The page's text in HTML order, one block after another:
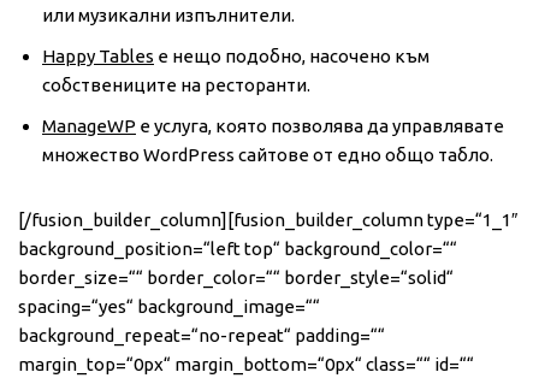
или музикални изпълнители.
Happy Tables е нещо подобно, насочено към
собствениците на ресторанти.
ManageWP е услуга, която позволява да управлявате
множество WordPress сайтове от едно общо табло.
[/fusion_builder_column][fusion_builder_column type=“1_1″
background_position=“left top“ background_color=““
border_size=““ border_color=““ border_style=“solid“
spacing=“yes“ background_image=““
background_repeat=“no-repeat“ padding=““
margin_top=“0px“ margin_bottom=“0px“ class=““ id=““